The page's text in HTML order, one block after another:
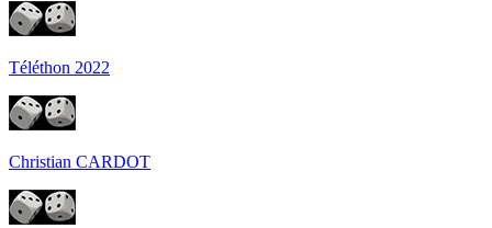
Téléthon 2022
Christian CARDOT